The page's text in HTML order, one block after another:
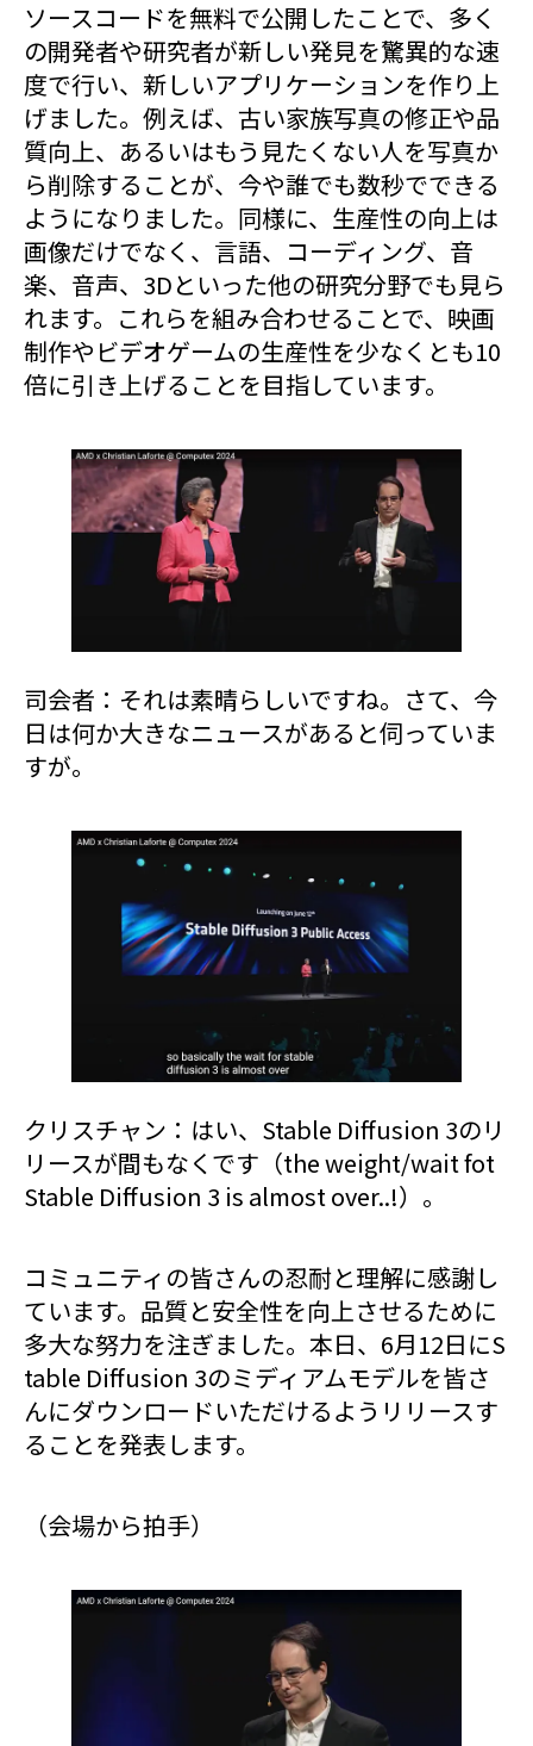
ソースコードを無料で公開したことで、多く
の開発者や研究者が新しい発見を驚異的な速
度で行い、新しいアプリケーションを作り上
げました。例えば、古い家族写真の修正や品
質向上、あるいはもう見たくない人を写真か
ら削除することが、今や誰でも数秒でできる
ようになりました。同様に、生産性の向上は
画像だけでなく、言語、コーディング、音
楽、音声、3Dといった他の研究分野でも見ら
れます。これらを組み合わせることで、映画
制作やビデオゲームの生産性を少なくとも10
倍に引き上げることを目指しています。
司会者：それは素晴らしいですね。さて、今
日は何か大きなニュースがあると伺っていま
すが。
クリスチャン：はい、Stable Diffusion 3のリ
リースが間もなくです（the weight/wait fot
Stable Diffusion 3 is almost over..!）。
コミュニティの皆さんの忍耐と理解に感謝し
ています。品質と安全性を向上させるために
多大な努力を注ぎました。本日、6月12日にS
table Diffusion 3のミディアムモデルを皆さ
んにダウンロードいただけるようリリースす
ることを発表します。
（会場から拍手）